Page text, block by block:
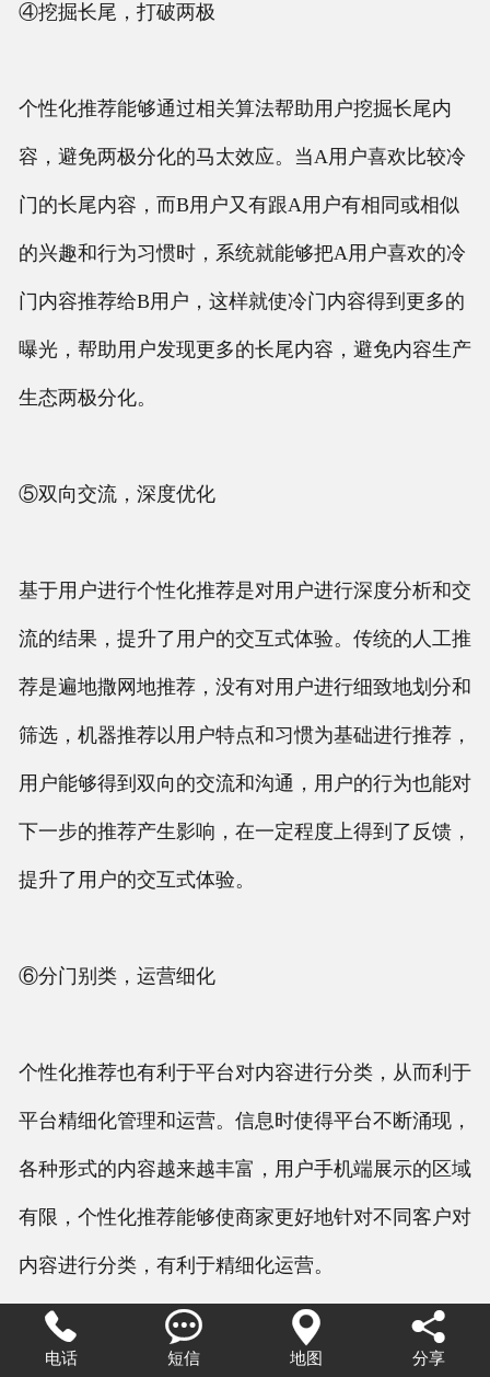
④挖掘长尾，打破两极
个性化推荐能够通过相关算法帮助用户挖掘长尾内
容，避免两极分化的马太效应。当A用户喜欢比较冷
门的长尾内容，而B用户又有跟A用户有相同或相似
的兴趣和行为习惯时，系统就能够把A用户喜欢的冷
门内容推荐给B用户，这样就使冷门内容得到更多的
曝光，帮助用户发现更多的长尾内容，避免内容生产
生态两极分化。
⑤双向交流，深度优化
基于用户进行个性化推荐是对用户进行深度分析和交
流的结果，提升了用户的交互式体验。传统的人工推
荐是遍地撒网地推荐，没有对用户进行细致地划分和
筛选，机器推荐以用户特点和习惯为基础进行推荐，
用户能够得到双向的交流和沟通，用户的行为也能对
下一步的推荐产生影响，在一定程度上得到了反馈，
提升了用户的交互式体验。
⑥分门别类，运营细化
个性化推荐也有利于平台对内容进行分类，从而利于
平台精细化管理和运营。信息时使得平台不断涌现，
各种形式的内容越来越丰富，用户手机端展示的区域
有限，个性化推荐能够使商家更好地针对不同客户对
内容进行分类，有利于精细化运营。
2.质疑的观点主要有：

电话

短信

地图

分享